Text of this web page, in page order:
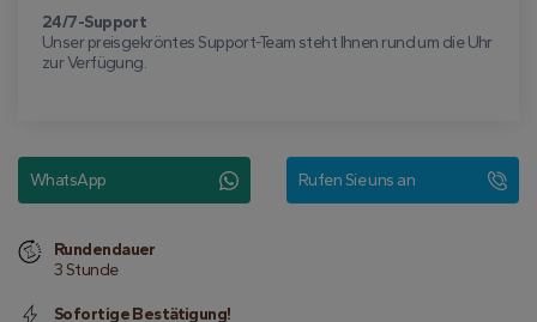
24/7-Support
Unser preisgekröntes Support-Team steht Ihnen rund um die Uhr
zur Verfügung.
WhatsApp Rufen Sie uns an
Rundendauer
3 Stunde
Sofortige Bestätigung!